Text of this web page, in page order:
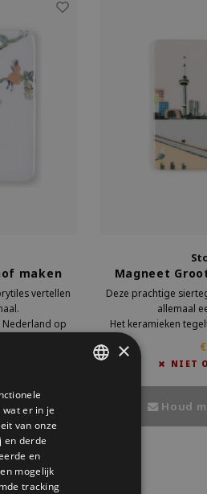
maken
vertellen
Nederland op
Magneet
Deze prachtige
allemaal
Het keramieken
ambachtelijke
Het mini tegeltje kun
NIET
Houd
×
er in je
van onze
en derde
en
mogelijk
tracking